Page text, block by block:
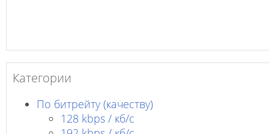
Категории
По битрейту (качеству)
128 kbps / кб/c